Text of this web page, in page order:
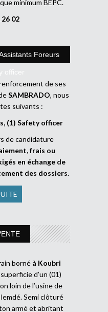
minimum BEPC.
02
Foreurs
officer
de ses
SAMBRADO, nous
suivants :
(1) Safety officer
de candidature
frais ou
en échange de
des dossiers.
borné à Koubri
d’un (01)
loin de l’usine de
Semi clôturé
armé et abritant